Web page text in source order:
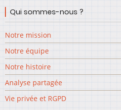
Qui sommes-nous ?
Notre mission
Notre équipe
Notre histoire
Analyse partagée
Vie privée et RGPD